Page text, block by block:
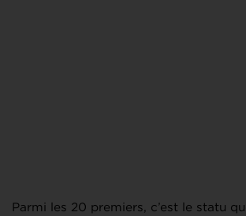
Parmi les 20 premiers, c’est le statu